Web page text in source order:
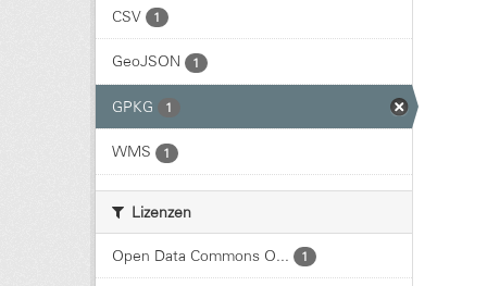
CSV 1
GeoJSON 1
GPKG 1
WMS 1
Lizenzen
Open Data Commons O... 1